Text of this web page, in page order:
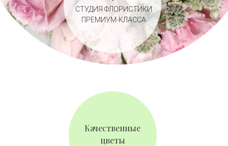
Качественные
цветы
СТУДИЯ ФЛОРИСТИКИ
ПРЕМИУМ-КЛАССА